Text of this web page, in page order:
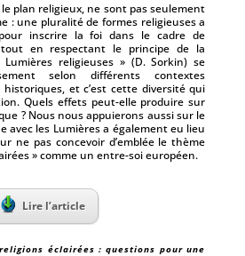
plan religieux, ne sont pas seulement
: une pluralité de formes religieuses a
inscrire la foi dans le cadre de
tout en respectant le principe de la
Lumières religieuses » (D. Sorkin) se
selon différents contextes
et c’est cette diversité qui
Quels effets peut-elle produire sur
? Nous nous appuierons aussi sur le
avec les Lumières a également eu lieu
ne pas concevoir d’emblée le thème
» comme un entre-soi européen.
Lire l’article
éclairées : questions pour une